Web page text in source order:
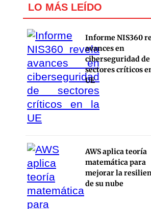
LO MÁS LEÍDO
Informe NIS360
avances en
ciberseguridad de
sectores críticos
UE
AWS aplica teoría
matemática para
mejorar la
de su nube